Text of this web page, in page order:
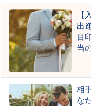
【
出
目
当
相
な